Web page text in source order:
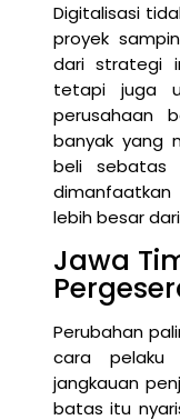
Digitalisasi
proyek
dari strategi
tetapi juga
perusahaan
banyak yang
beli sebatas
lebih besar
Jawa
Perubahan
cara pelaku
jangkauan
batas itu